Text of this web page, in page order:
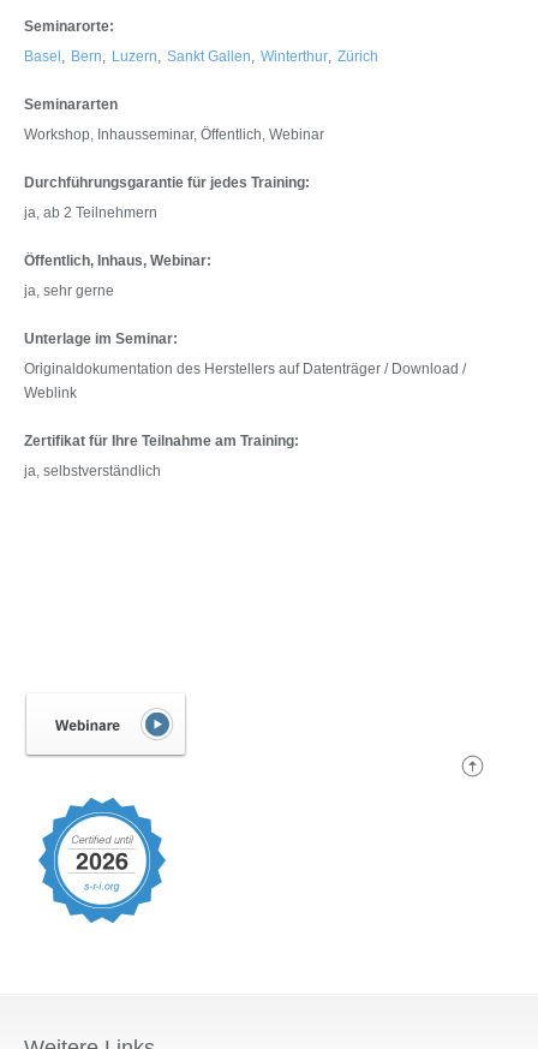
Seminarorte:
Basel , Bern, Luzern, Sankt Gallen, Winterthur, Zürich
Seminararten
Workshop, Inhausseminar, Öffentlich, Webinar
Durchführungsgarantie für jedes Training:
ja, ab 2 Teilnehmern
Öffentlich, Inhaus, Webinar:
ja, sehr gerne
Unterlage im Seminar:
Originaldokumentation des Herstellers auf Datenträger / Download /
Weblink
Zertifikat für Ihre Teilnahme am Training:
ja, selbstverständlich